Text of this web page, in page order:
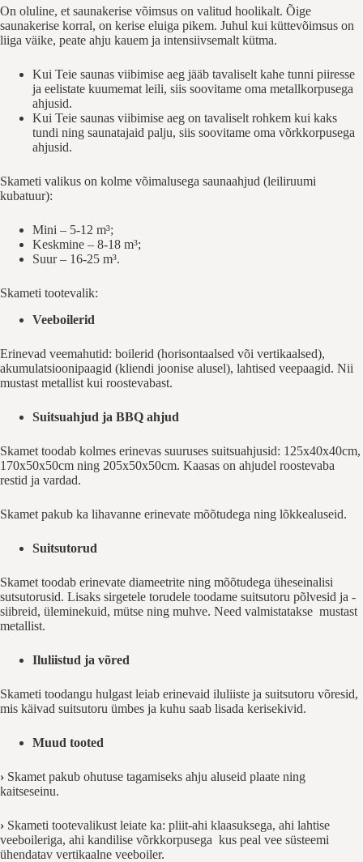
On oluline, et saunakerise võimsus on valitud hoolikalt. Õige
saunakerise korral, on kerise eluiga pikem. Juhul kui küttevõimsus on
liiga väike, peate ahju kauem ja intensiivsemalt kütma.
Kui Teie saunas viibimise aeg jääb tavaliselt kahe tunni piiresse
ja eelistate kuumemat leili, siis soovitame oma metallkorpusega
ahjusid.
Kui Teie saunas viibimise aeg on tavaliselt rohkem kui kaks
tundi ning saunatajaid palju, siis soovitame oma võrkkorpusega
ahjusid.
Skameti valikus on kolme võimalusega saunaahjud (leiliruumi
kubatuur):
Mini – 5-12 m³;
Keskmine – 8-18 m³;
Suur – 16-25 m³.
Skameti tootevalik:
Veeboilerid
Erinevad veemahutid: boilerid (horisontaalsed või vertikaalsed),
akumulatsioonipaagid (kliendi joonise alusel), lahtised veepaagid. Nii
mustast metallist kui roostevabast.
Suitsuahjud ja BBQ ahjud
Skamet toodab kolmes erinevas suuruses suitsuahjusid: 125x40x40cm,
170x50x50cm ning 205x50x50cm. Kaasas on ahjudel roostevaba
restid ja vardad.
Skamet pakub ka lihavanne erinevate mõõtudega ning lõkkealuseid.
Suitsutorud
Skamet toodab erinevate diameetrite ning mõõtudega üheseinalisi
sutsutorusid. Lisaks sirgetele torudele toodame suitsutoru põlvesid ja -
siibreid, üleminekuid, mütse ning muhve. Need valmistatakse mustast
metallist.
Iluliistud ja võred
Skameti toodangu hulgast leiab erinevaid iluliiste ja suitsutoru võresid,
mis käivad suitsutoru ümbes ja kuhu saab lisada kerisekivid.
Muud tooted
› Skamet pakub ohutuse tagamiseks ahju aluseid plaate ning
kaitseseinu.
› Skameti tootevalikust leiate ka: pliit-ahi klaasuksega, ahi lahtise
veeboileriga, ahi kandilise võrkkorpusega kus peal vee süsteemi
ühendatav vertikaalne veeboiler.